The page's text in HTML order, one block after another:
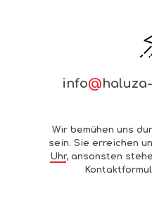
info@
Wir bemühen uns
sein. Sie erreichen
Uhr, ansonsten